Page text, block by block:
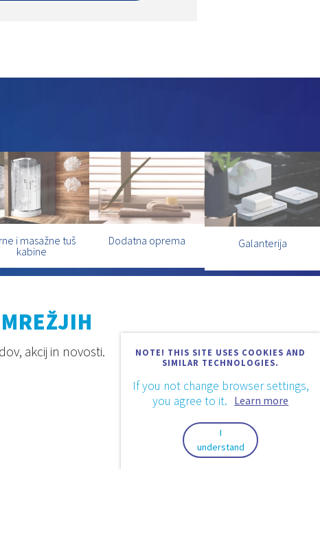
i masažne tuš
kabine
Dodatna oprema Galanterija
NOTE! THIS SITE USES COOKIES AND
SIMILAR TECHNOLOGIES.
If you not change browser settings,
you agree to it. Learn more
I
understand
akcij in novosti.